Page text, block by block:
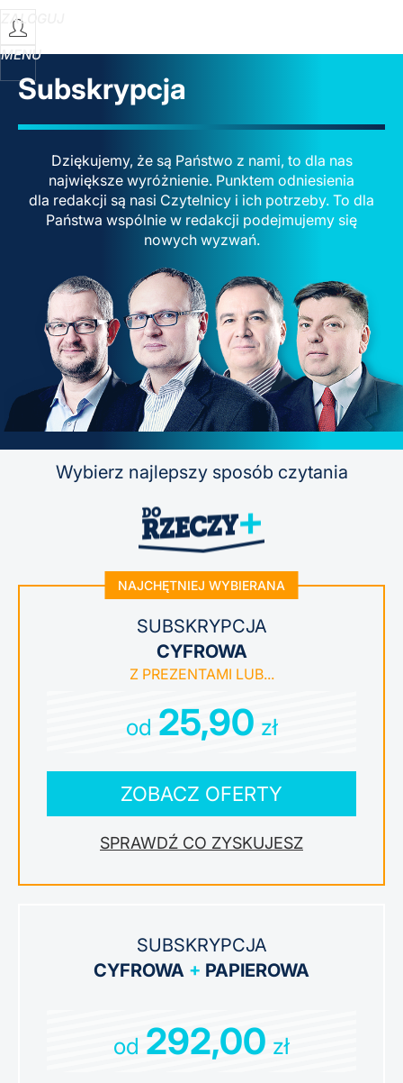
ZALOGUJ
MENU
Subskrypcja
Dziękujemy, że są Państwo z nami, to dla nas
największe wyróżnienie. Punktem odniesienia
dla redakcji są nasi Czytelnicy i ich potrzeby. To dla
Państwa wspólnie w redakcji podejmujemy się
nowych wyzwań.
Wybierz najlepszy sposób czytania
SUBSKRYPCJA
CYFROWA
NAJCHĘTNIEJ WYBIERANA
od 25,90 zł
ZOBACZ OFERTY
ZYSKUJESZ
SUBSKRYPCJA
CYFROWA + PAPIEROWA
od 292,00 zł